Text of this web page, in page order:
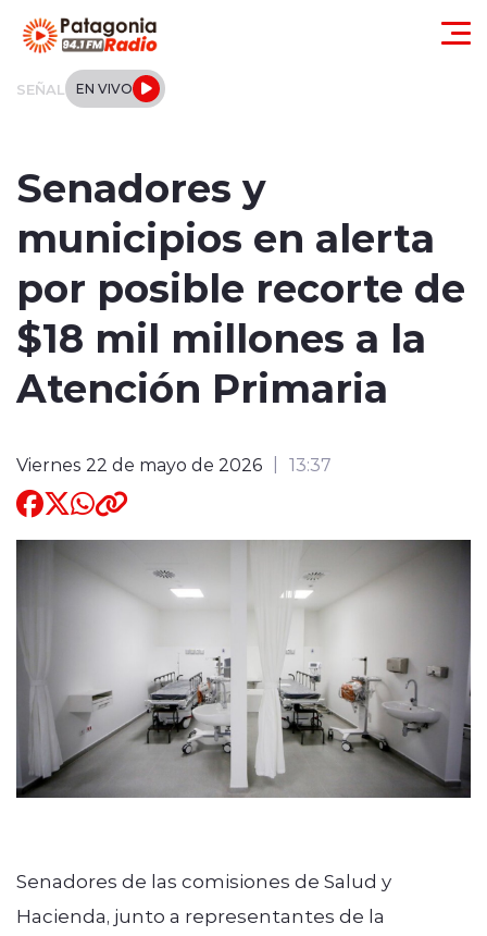
SEÑAL EN VIVO
Tendencias
Internacional
Entrevistas
modo claro
Senadores y
municipios en alerta
por posible recorte de
$18 mil millones a la
Atención Primaria
Viernes 22 de mayo de 2026 13:37
Senadores de las comisiones de Salud y
Hacienda, junto a representantes de la